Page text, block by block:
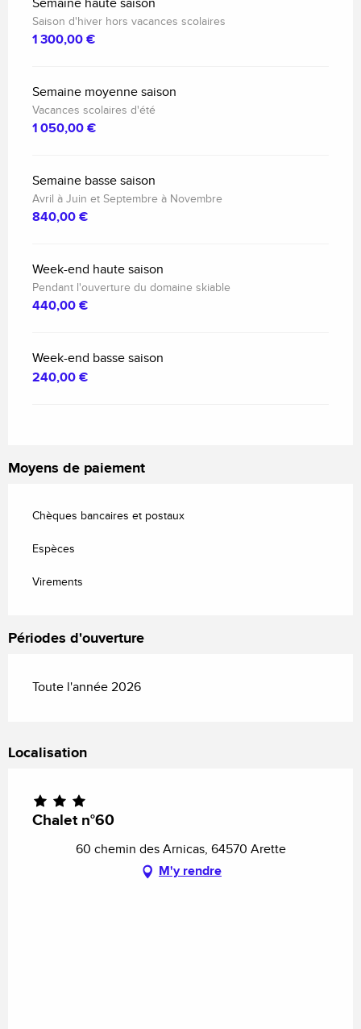
Semaine haute saison
Saison d'hiver hors vacances scolaires
1 300,00 €
Semaine moyenne saison
Vacances scolaires d'été
1 050,00 €
Semaine basse saison
Avril à Juin et Septembre à Novembre
840,00 €
Week-end haute saison
Pendant l'ouverture du domaine skiable
440,00 €
Week-end basse saison
240,00 €
Moyens de paiement
Chèques bancaires et postaux
Espèces
Virements
Périodes d'ouverture
Toute l'année 2026
Localisation
Chalet n°60
60 chemin des Arnicas, 64570 Arette
M'y rendre